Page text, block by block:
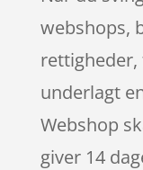
webshops,
underlagt
Webshop
giver 14